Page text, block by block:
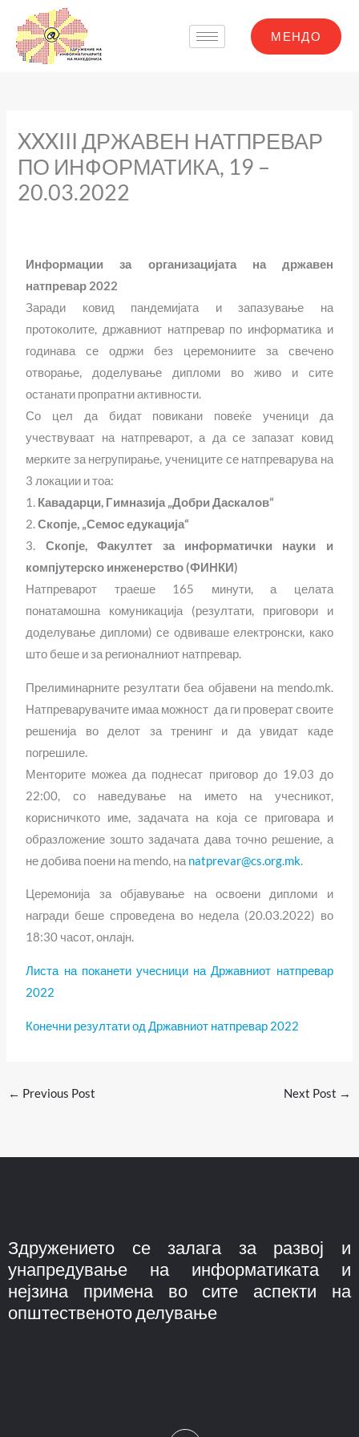
content
МЕНДО
XXXIII ДРЖАВЕН НАТПРЕВАР
ПО ИНФОРМАТИКА, 19 –
20.03.2022
Информации за организацијата на државен
натпревар 2022
Заради ковид пандемијата и запазување на
протоколите, државниот натпревар по информатика и
годинава се одржи без церемониите за свечено
отворање, доделување дипломи во живо и сите
останати пропратни активности.
Со цел да бидат повикани повеќе ученици да
учествуваат на натпреварот, а да се запазат ковид
мерките за негрупирање, учениците се натпреварува на
3 локации и тоа:
1. Кавадарци, Гимназија „Добри Даскалов“
2.Скопје, „Семос едукација“
3. Скопје, Факултет за информатички науки и
компјутерско инженерство (ФИНКИ)
Натпреварот траеше 165 минути, а целата
понатамошна комуникација (резултати, приговори и
доделување дипломи) се одвиваше електронски, како
што беше и за регионалниот натпревар.
Прелиминарните резултати беа објавени на mendo.mk.
Натпреварувачите имаа можност да ги проверат своите
решенија во делот за тренинг и да увидат каде
погрешиле.
Менторите можеа да поднесат приговор до 19.03 до
22:00, со наведување на името на учесникот,
корисничкото име, задачата на која се приговара и
образложение зошто задачата дава точно решение, а
не добива поени на mendo, на natprevar@cs.org.mk.
Церемонија за објавување на освоени дипломи и
награди беше спроведена во недела (20.03.2022) во
18:30 часот, онлајн.
Листа на поканети учесници на Државниот натпревар
2022
Конечни резултати од Државниот натпревар 2022
← Previous Post Next Post →
Здружението се залага за развој и
унапредување на информатиката и
нејзина примена во сите аспекти на
општественото делување